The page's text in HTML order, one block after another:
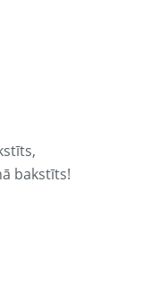
bakstīts!